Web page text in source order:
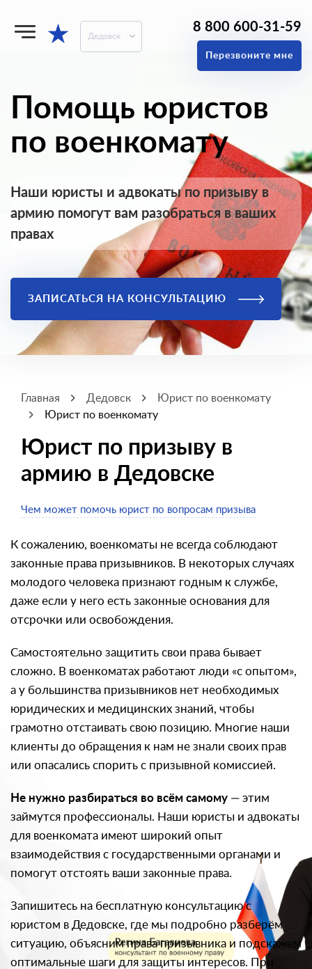
★ Дедовск
8 800 600-31-59
Перезвоните мне
Помощь юристов
по военкомату
Наши юристы и адвокаты по призыву в
армию помогут вам разобраться в ваших
правах
ЗАПИСАТЬСЯ НА КОНСУЛЬТАЦИЮ
Главная Дедовск
Юрист по военкомату
Юрист по военкомату
Юрист по призыву в
армию в Дедовске
Чем может помочь юрист по вопросам призыва
К сожалению, военкоматы не всегда соблюдают
законные права призывников. В некоторых случаях
молодого человека признают годным к службе,
даже если у него есть законные основания для
отсрочки или освобождения.
Самостоятельно защитить свои права бывает
сложно. В военкоматах работают люди «с опытом»,
а у большинства призывников нет необходимых
юридических и медицинских знаний, чтобы
грамотно отстаивать свою позицию. Многие наши
клиенты до обращения к нам не знали своих прав
или опасались спорить с призывной комиссией.
Не нужно разбираться во всём самому — этим
займутся профессионалы. Наши юристы и адвокаты
для военкомата имеют широкий опыт
взаимодействия с государственными органами и
помогут отстоять ваши законные права.
Запишитесь на бесплатную консультацию с
юристом в Дедовске, где мы подробно разберём
ситуацию, объясним права призывника и подскажем
оптимальные шаги для защиты интересов. При